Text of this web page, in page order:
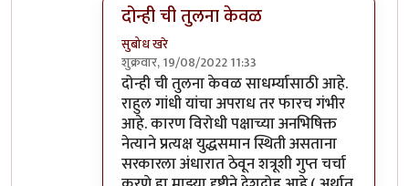
दोन्ही ची तुलना केवळ
सुबोध खरे
शुक्रवार, 19/08/2022 11:33
In reply toमाफ कराbyजेम्स वांड
दोन्ही ची तुलना केवळ साधर्म्यासाठी आहे.
राहुल गांधी यांचा अपराध तर फारच गंभीर
आहे. कारण विरोधी पक्षाच्या अनभिषिक्त
नेत्याने प्रत्यक्ष युद्धसमान स्थिती असताना
सरकारला अंधारात ठेवून शत्रूशी गुप्त चर्चा